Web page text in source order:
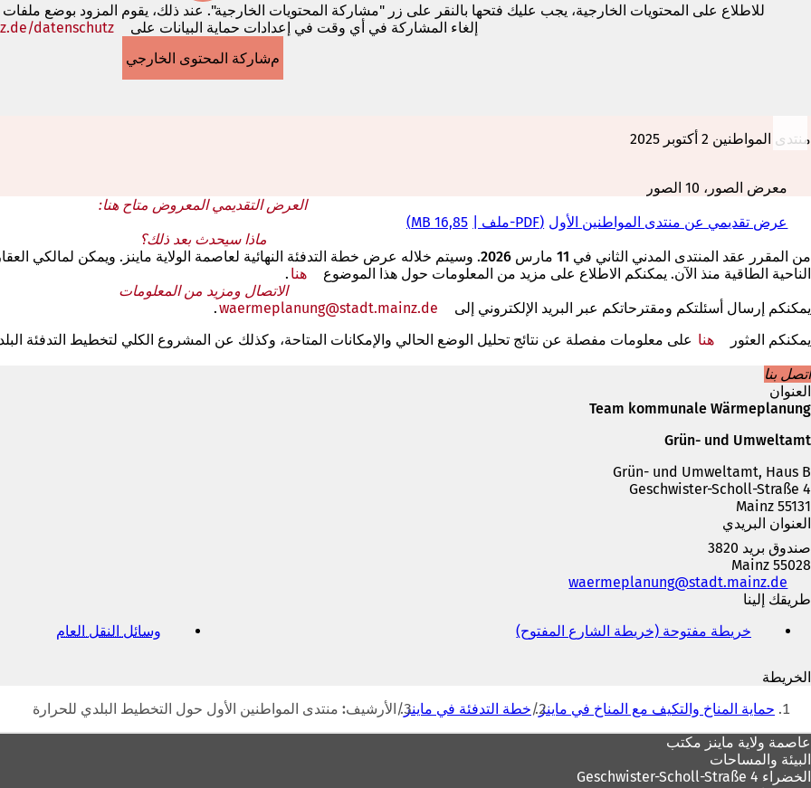
للاطلاع على المحتويات الخارجية، يجب عليك فتحها بالنقر على زر "مشاركة المحتويات الخارجية". عند ذلك، يقوم المزود بوضع
إلغاء المشاركة في أي وقت في إعدادات حماية البيانات على
datenschutz
مشاركة المحتوى الخارجي
منتدى المواطنين 2 أكتوبر 2025
معرض الصور، 10 الصور
العرض التقديمي المعروض متاح هنا:
عرض تقديمي عن منتدى المواطنين الأول PDF-ملف
16,85 MB
ماذا سيحدث بعد ذلك؟
من المقرر عقد المنتدى المدني الثاني في 11 مارس 2026
. وسيتم خلاله عرض خطة التدفئة النهائية لعاصمة الولاية ماينز. ويمكن لمالكي
الناحية الطاقية منذ الآن. يمكنكم الاطلاع على مزيد من المعلومات حول هذا الموضوع
هنا .
الاتصال ومزيد من المعلومات
يمكنكم إرسال أسئلتكم ومقترحاتكم عبر البريد الإلكتروني إلى
waermeplanung stadt.mainz de
.
يمكنكم العثور
هنا (يفتح
جديدة)
على معلومات مفصلة عن نتائج تحليل الوضع الحالي والإمكانات المتاحة، وكذلك عن المشروع الكلي لتخطيط التدفئة
اتصل بنا
العنوان
Team kommunale Wärmeplanung
Grün- und Umweltamt
Grün- und Umweltamt, Haus B
Geschwister-Scholl-Straße 4
55131 Mainz
العنوان البريدي
صندوق بريد 3820
55028 Mainz
الهاتف
والفاكس
البريد
waermeplanung stadt.mainz de
طريقك إلينا
خريطة مفتوحة (خريطة الشارع المفتوح)(
ح
ف
ي
وسائل النقل العام
ح
ف
ي
الخريطة
أنت حماية المناخ والتكيف مع المناخ في ماينز خطة التدفئة في ماينز الأرشيف: منتدى المواطنين الأول حول التخطيط البلدي للحرارة
منطقة
القدم
عاصمة ولاية ماينز مكتب
البيئة والمساحات
الخضراء Geschwister-Scholl-Straße 4